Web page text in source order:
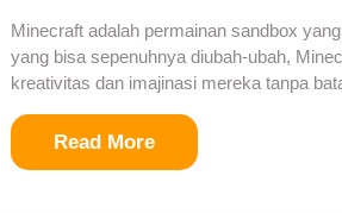
Minecraft adalah permainan sandbox
yang bisa sepenuhnya diubah-ubah,
kreativitas dan imajinasi mereka tanpa
Read More